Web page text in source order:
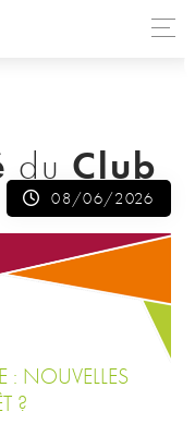
du Club
08/06/2026
: NOUVELLES
?